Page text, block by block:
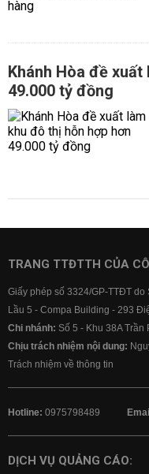
Khánh Hòa đề
49.000 tỷ đồng
TRANG TTĐTTH CỦA
Giấy phép số 3324/GP-TTĐT
Lầu 5 - Compa Building - 293
Chi nhánh: Số 5 - Khu 38A
Chịu trách nhiệm nội dung:
Trách nhiệm về thông tin
Hotline: 0975798489
DỊCH VỤ QUẢNG CÁO: